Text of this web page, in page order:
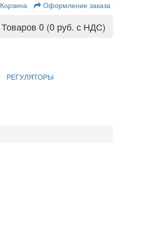
Корзина Оформление заказа
Товаров 0 (0 руб. с НДС)
РЕГУЛЯТОРЫ